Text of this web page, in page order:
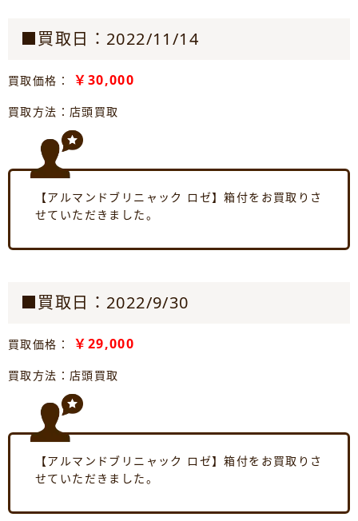
■買取日：2022/11/14
買取価格： ￥30,000
買取方法：店頭買取
【アルマンドブリニャック ロゼ】箱付をお買取りさ
せていただきました。
■買取日：2022/9/30
買取価格： ￥29,000
買取方法：店頭買取
【アルマンドブリニャック ロゼ】箱付をお買取りさ
せていただきました。